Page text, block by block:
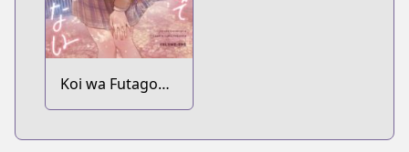
Koi wa Futago
de Warikirenai